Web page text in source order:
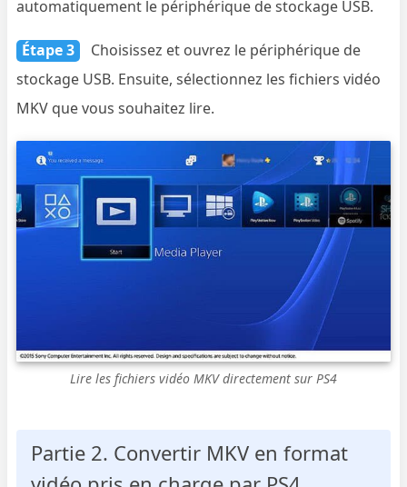
automatiquement le périphérique de stockage USB.
Étape 3
Choisissez et ouvrez le périphérique de
stockage USB. Ensuite, sélectionnez les fichiers vidéo
MKV que vous souhaitez lire.
Lire les fichiers vidéo MKV directement sur PS4
Partie 2. Convertir MKV en format